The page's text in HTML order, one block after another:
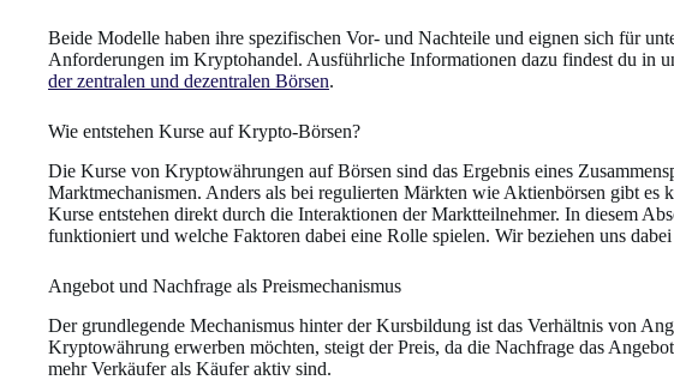
Beide Modelle haben ihre spezifischen Vor- und Nachteile und eignen sich für
Anforderungen im Kryptohandel. Ausführliche Informationen dazu findest du in
der zentralen und dezentralen Börsen.
Wie entstehen Kurse auf Krypto-Börsen?
Die Kurse von Kryptowährungen auf Börsen sind das Ergebnis eines
Marktmechanismen. Anders als bei regulierten Märkten wie Aktienbörsen gibt es
Kurse entstehen direkt durch die Interaktionen der Marktteilnehmer. In diesem
funktioniert und welche Faktoren dabei eine Rolle spielen. Wir beziehen uns
Angebot und Nachfrage als Preismechanismus
Der grundlegende Mechanismus hinter der Kursbildung ist das Verhältnis von
Kryptowährung erwerben möchten, steigt der Preis, da die Nachfrage das
mehr Verkäufer als Käufer aktiv sind.